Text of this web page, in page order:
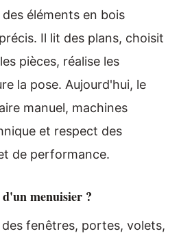
éléments en bois
Il lit des plans, choisit
pièces, réalise les
la pose. Aujourd'hui, le
manuel, machines
et respect des
de performance.
menuisier ?
fenêtres, portes, volets,